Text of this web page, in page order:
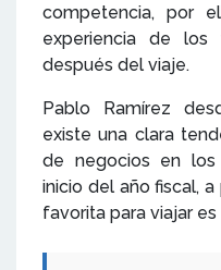
competencia, por
experiencia de los
después del viaje.
Pablo Ramírez
existe una clara
de negocios en los
inicio del año fiscal,
favorita para viajar es